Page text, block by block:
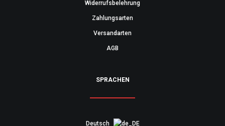
Widerrufsbelehrung
Zahlungsarten
Versandarten
AGB
SPRACHEN
Deutsch